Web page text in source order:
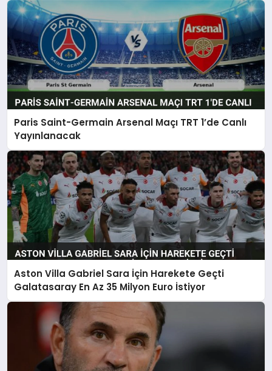
Paris Saint-Germain Arsenal Maçı TRT 1’de Canlı
Yayınlanacak
Aston Villa Gabriel Sara İçin Harekete Geçti
Galatasaray En Az 35 Milyon Euro İstiyor